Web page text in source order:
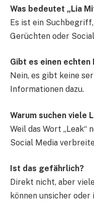
Was bedeutet „Lia
Es ist ein
Gerüchten oder
Gibt es einen echten
Nein, es gibt keine
Informationen dazu.
Warum suchen viele
Weil das Wort
Social Media
Ist das gefährlich?
Direkt nicht, aber
können unsicher